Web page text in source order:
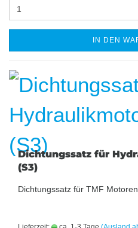
IN DEN
Dichtungssatz für
(S3)
Dichtungssatz für TMF Motoren